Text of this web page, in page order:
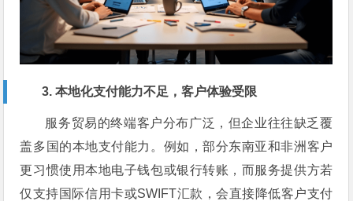
3. 本地化支付能力不足，客户体验受限
服务贸易的终端客户分布广泛，但企业往往缺乏覆
盖多国的本地支付能力。例如，部分东南亚和非洲客户
更习惯使用本地电子钱包或银行转账，而服务提供方若
仅支持国际信用卡或SWIFT汇款，会直接降低客户支付